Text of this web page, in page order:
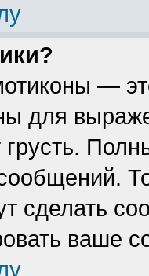
—
для
грусть.
сделать
ваше